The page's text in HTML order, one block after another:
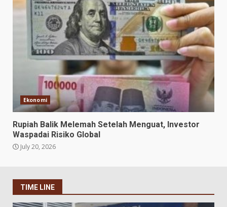
Ekonomi
Rupiah Balik Melemah Setelah Menguat, Investor
Waspadai Risiko Global
July 20, 2026
TIME LINE